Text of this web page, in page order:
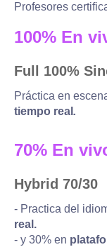
Profesores
100% En
Full 100%
Práctica en
tiempo real .
70% En
Hybrid 70/30
- Practica del
real.
- y 30% en